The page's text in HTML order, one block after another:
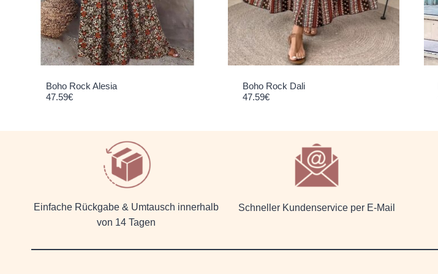
Boho Rock Alesia
47.59€
Boho Rock Dali
47.59€
Einfache Rückgabe & Umtausch innerhalb
von 14 Tagen
Schneller Kundenservice per E-Mail